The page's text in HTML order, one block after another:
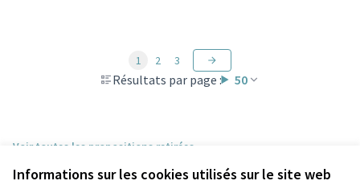
Informations sur les cookies utilisés sur le site web
Résultats par page : 50
1 2 3
Voir toutes les propositions retirées